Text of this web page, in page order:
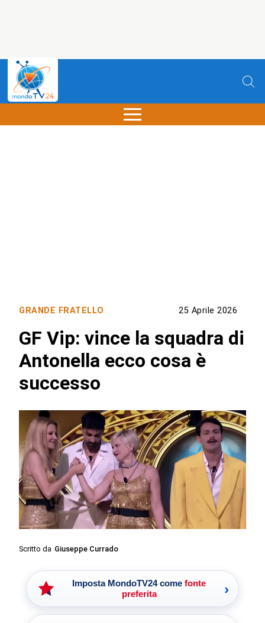
GRANDE FRATELLO 25 Aprile 2026
GF Vip: vince la squadra di
Antonella ecco cosa è
successo
Scritto da Giuseppe Currado
Imposta MondoTV24 come fonte
preferita
›